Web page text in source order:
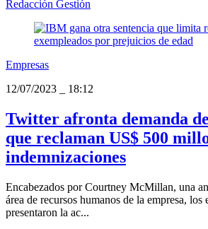
Redacción Gestión
Empresas
12/07/2023
18:12
Twitter afronta demanda
que reclaman US$ 500
indemnizaciones
Encabezados por Courtney McMillan, una
área de recursos humanos de la empresa, los
presentaron la ac...